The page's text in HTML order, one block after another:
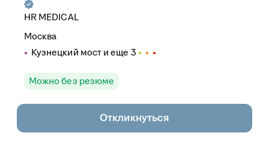
HR MEDICAL
Москва
Кузнецкий мост и еще 3
Можно без резюме
Откликнуться